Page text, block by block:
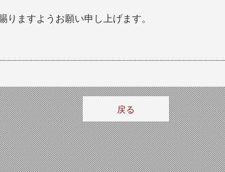
りますようお願い申し上げます。
戻る